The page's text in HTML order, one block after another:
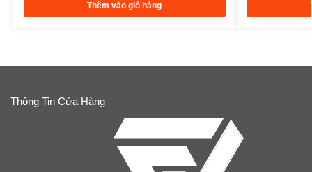
Thêm vào giỏ hàng
Thông Tin Cửa Hàng